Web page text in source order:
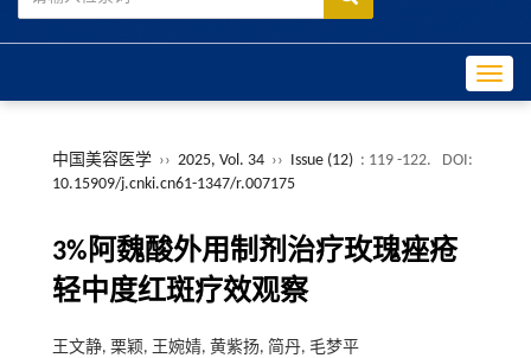
中国美容医学 ›› 2025, Vol. 34 ›› Issue (12) : 119 -122.
DOI:
10.15909/j.cnki.cn61-1347/r.007175
3%阿魏酸外用制剂治疗玫瑰痤疮
轻中度红斑疗效观察
王文静, 栗颖, 王婉婧, 黄紫扬, 简丹, 毛梦平